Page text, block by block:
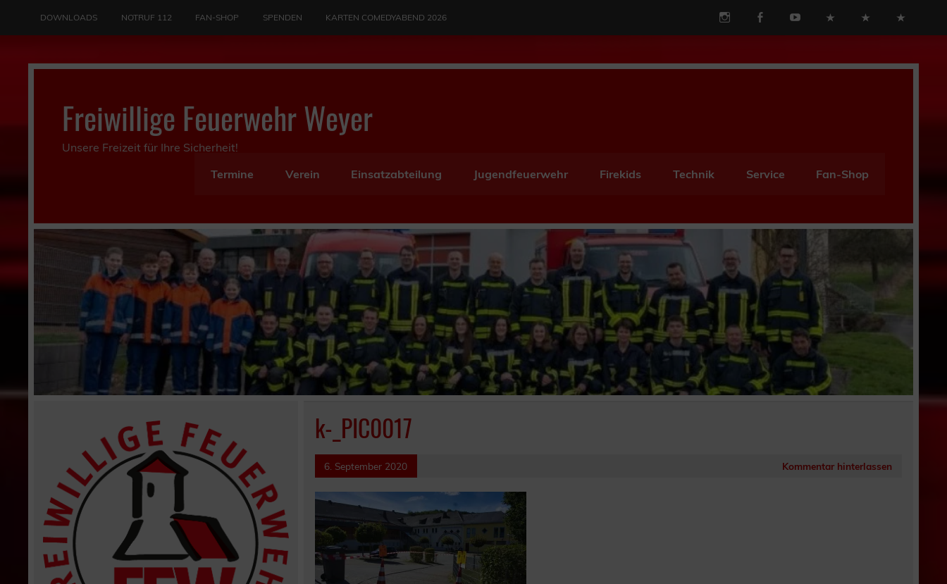
DOWNLOADS NOTRUF 112 FAN-SHOP SPENDEN KARTEN COMEDYABEND 2026
Freiwillige Feuerwehr Weyer
Unsere Freizeit für Ihre Sicherheit!
Termine
Verein Einsatzabteilung Jugendfeuerwehr Firekids Technik Service Fan-Shop
k-_PIC0017
6. September 2020 Kommentar hinterlassen